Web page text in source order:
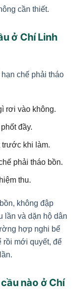
cần thiết.
ở Chí Linh
chế phải tháo
rơi vào không.
đầy.
trước khi làm.
phải tháo bồn.
thu.
không đập
lần và dặn hộ dân
hợp nghi bể
rồi mới quyết, để
nào ở Chí